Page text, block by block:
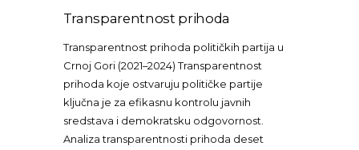
Transparentnost prihoda
Transparentnost prihoda političkih partija u
Crnoj Gori (2021–2024) Transparentnost
prihoda koje ostvaruju političke partije
ključna je za efikasnu kontrolu javnih
sredstava i demokratsku odgovornost.
Analiza transparentnosti prihoda deset